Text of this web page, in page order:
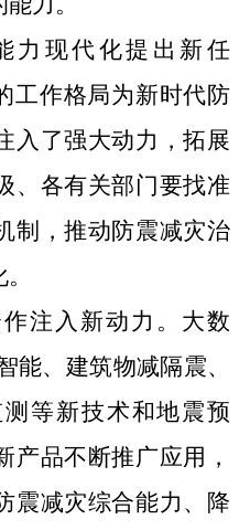
力现代化提出新任
工作格局为新时代防
入了强大动力，拓展
、各有关部门要找准
制，推动防震减灾治
注入新动力。 大数
能、 建筑物减隔震、
等新技术和地震预
产品不断推广应用 ，
震减灾综合能力、降